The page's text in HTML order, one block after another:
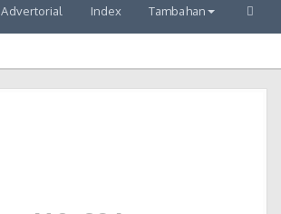
Advertorial Index Tambahan